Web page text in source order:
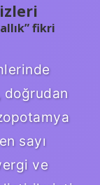
izleri
fikri
doğrudan
sayı
ve